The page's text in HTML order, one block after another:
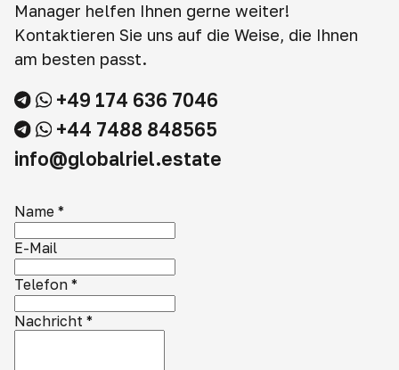
Manager helfen Ihnen gerne weiter!
Kontaktieren Sie uns auf die Weise, die Ihnen
am besten passt.
+49 174 636 7046
+44 7488 848565
info@globalriel.estate
Name *
E-Mail
Telefon *
Nachricht *